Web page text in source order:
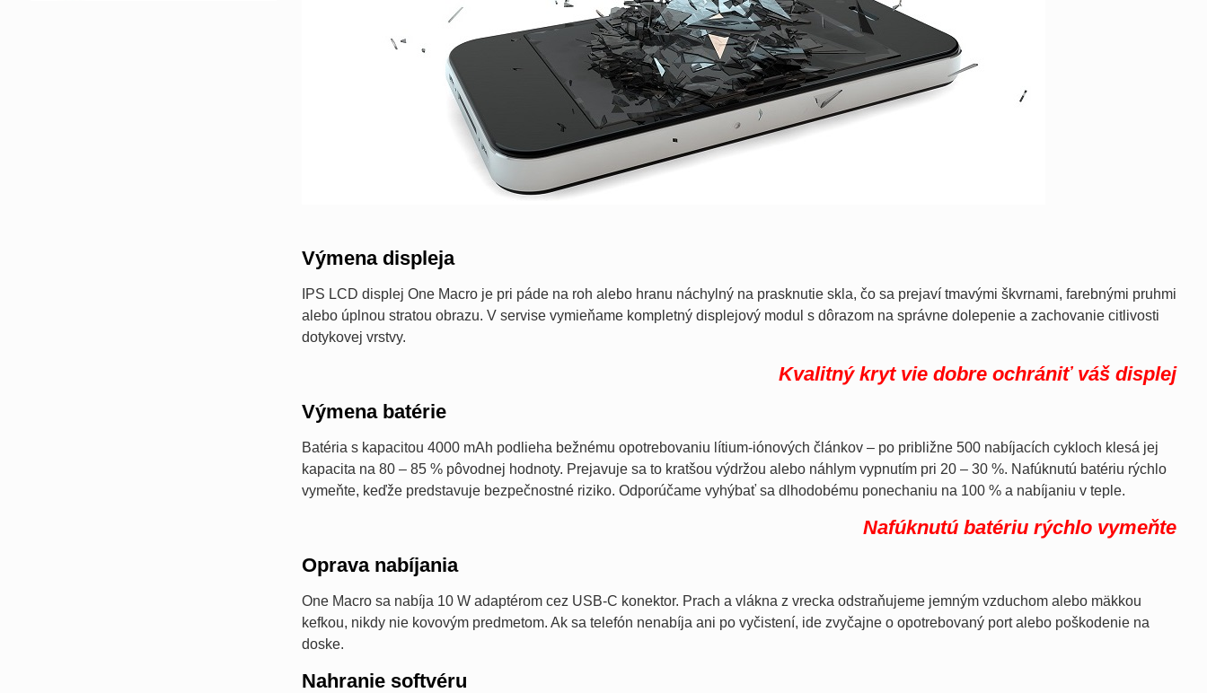
Výmena displeja
IPS LCD displej One Macro je pri páde na roh alebo hranu náchylný na prasknutie skla, čo sa prejaví tmavými škvrnami, farebnými pruhmi
alebo úplnou stratou obrazu. V servise vymieňame kompletný displejový modul s dôrazom na správne dolepenie a zachovanie citlivosti
dotykovej vrstvy.
Kvalitný kryt vie dobre ochrániť váš displej
Výmena batérie
Batéria s kapacitou 4000 mAh podlieha bežnému opotrebovaniu lítium-iónových článkov – po približne 500 nabíjacích cykloch klesá jej
kapacita na 80 – 85 % pôvodnej hodnoty. Prejavuje sa to kratšou výdržou alebo náhlym vypnutím pri 20 – 30 %. Nafúknutú batériu rýchlo
vymeňte, keďže predstavuje bezpečnostné riziko. Odporúčame vyhýbať sa dlhodobému ponechaniu na 100 % a nabíjaniu v teple.
Nafúknutú batériu rýchlo vymeňte
Oprava nabíjania
One Macro sa nabíja 10 W adaptérom cez USB-C konektor. Prach a vlákna z vrecka odstraňujeme jemným vzduchom alebo mäkkou
kefkou, nikdy nie kovovým predmetom. Ak sa telefón nenabíja ani po vyčistení, ide zvyčajne o opotrebovaný port alebo poškodenie na
doske.
Nahranie softvéru